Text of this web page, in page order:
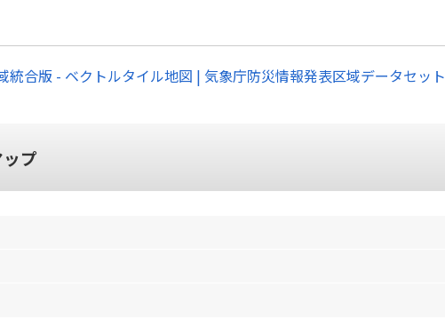
統合版 - ベクトルタイル地図 | 気象庁防災情報発表区域データセット
プ